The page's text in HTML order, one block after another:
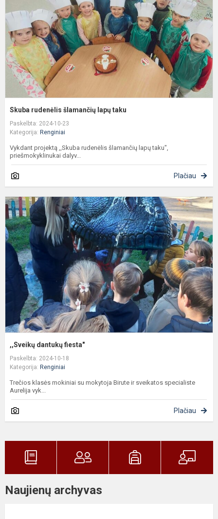
Skuba rudenėlis šlamančių lapų taku
Paskelbta: 2024-10-23
Kategorija: Renginiai
Vykdant projektą ,,Skuba rudenėlis šlamančių lapų taku",
priešmokyklinukai dalyv...
Plačiau
,,Sveikų dantukų fiesta"
Paskelbta: 2024-10-18
Kategorija: Renginiai
Trečios klasės mokiniai su mokytoja Birute ir sveikatos specialiste
Aurelija vyk...
Plačiau
Naujienų archyvas